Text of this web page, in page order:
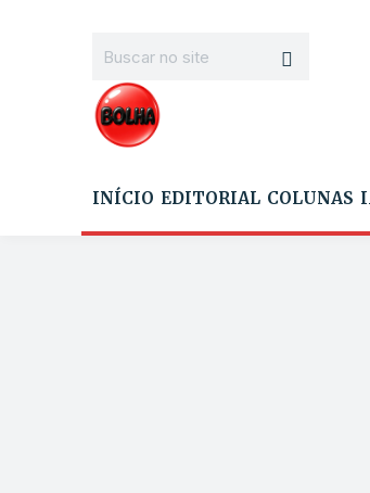
INÍCIO EDITORIAL COLUNAS